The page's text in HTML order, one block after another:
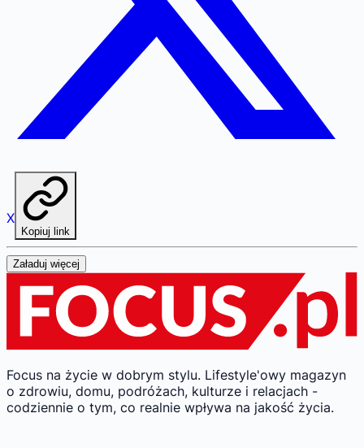
X
Kopiuj link
Załaduj więcej
Focus na życie w dobrym stylu. Lifestyle'owy magazyn
o zdrowiu, domu, podróżach, kulturze i relacjach -
codziennie o tym, co realnie wpływa na jakość życia.